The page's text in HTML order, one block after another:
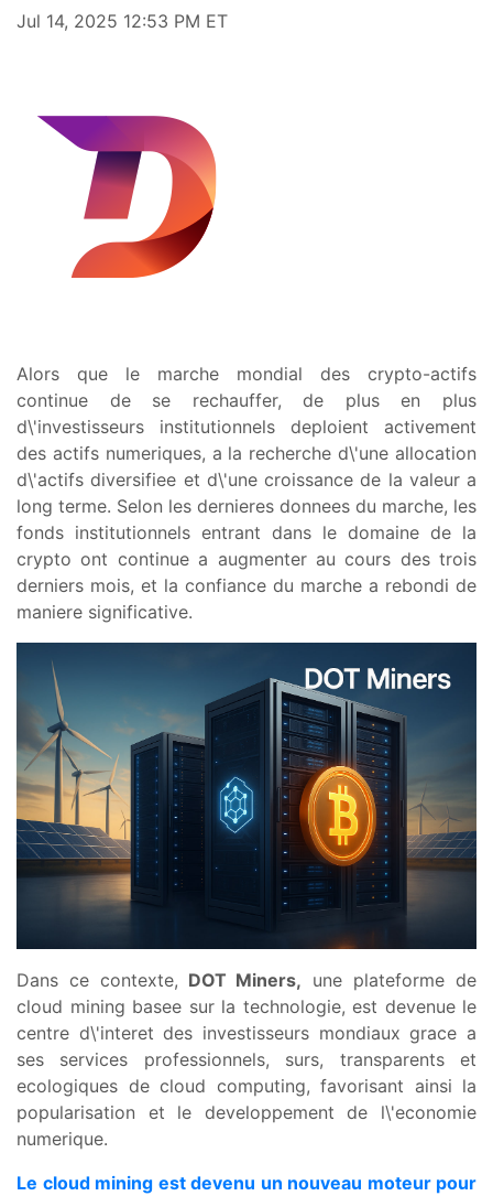
Jul 14, 2025 12:53 PM ET
Alors que le marche mondial des crypto-actifs
continue de se rechauffer, de plus en plus
d\'investisseurs institutionnels deploient activement
des actifs numeriques, a la recherche d\'une allocation
d\'actifs diversifiee et d\'une croissance de la valeur a
long terme. Selon les dernieres donnees du marche, les
fonds institutionnels entrant dans le domaine de la
crypto ont continue a augmenter au cours des trois
derniers mois, et la confiance du marche a rebondi de
maniere significative.
Dans ce contexte, DOT Miners, une plateforme de
cloud mining basee sur la technologie, est devenue le
centre d\'interet des investisseurs mondiaux grace a
ses services professionnels, surs, transparents et
ecologiques de cloud computing, favorisant ainsi la
popularisation et le developpement de l\'economie
numerique.
Le cloud mining est devenu un nouveau moteur pour